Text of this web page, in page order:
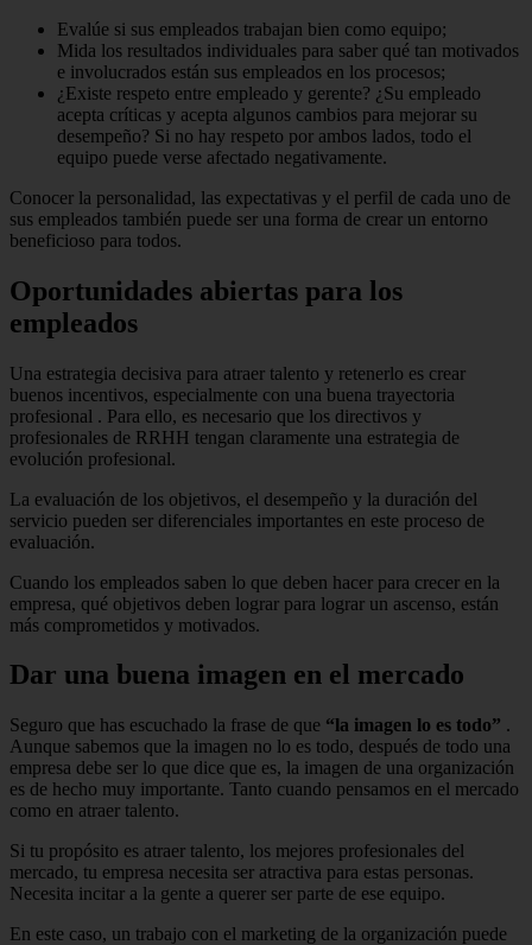
Evalúe si sus empleados trabajan bien como equipo;
Mida los resultados individuales para saber qué tan motivados
e involucrados están sus empleados en los procesos;
¿Existe respeto entre empleado y gerente? ¿Su empleado
acepta críticas y acepta algunos cambios para mejorar su
desempeño? Si no hay respeto por ambos lados, todo el
equipo puede verse afectado negativamente.
Conocer la personalidad, las expectativas y el perfil de cada uno de
sus empleados también puede ser una forma de crear un entorno
beneficioso para todos.
Oportunidades abiertas para los
empleados
Una estrategia decisiva para atraer talento y retenerlo es crear
buenos incentivos, especialmente con una buena trayectoria
profesional . Para ello, es necesario que los directivos y
profesionales de RRHH tengan claramente una estrategia de
evolución profesional.
La evaluación de los objetivos, el desempeño y la duración del
servicio pueden ser diferenciales importantes en este proceso de
evaluación.
Cuando los empleados saben lo que deben hacer para crecer en la
empresa, qué objetivos deben lograr para lograr un ascenso, están
más comprometidos y motivados.
Dar una buena imagen en el mercado
Seguro que has escuchado la frase de que “la imagen lo es todo” .
Aunque sabemos que la imagen no lo es todo, después de todo una
empresa debe ser lo que dice que es, la imagen de una organización
es de hecho muy importante. Tanto cuando pensamos en el mercado
como en atraer talento.
Si tu propósito es atraer talento, los mejores profesionales del
mercado, tu empresa necesita ser atractiva para estas personas.
Necesita incitar a la gente a querer ser parte de ese equipo.
En este caso, un trabajo con el marketing de la organización puede